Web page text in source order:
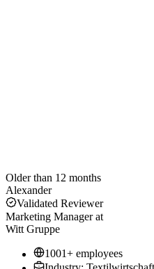
Older than 12 months
Alexander
Validated Reviewer
Marketing Managerat
Witt Gruppe
1001+ employees